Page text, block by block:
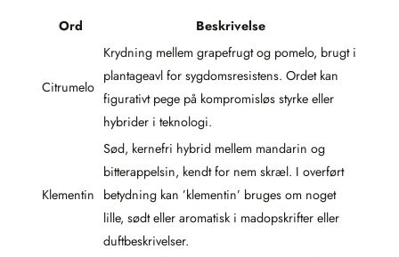
Ord Beskrivelse
Citrumelo
Krydning mellem grapefrugt og pomelo, brugt i
plantageavl for sygdomsresistens. Ordet kan
figurativt pege på kompromisløs styrke eller
hybrider i teknologi.
Klementin
Sød, kernefri hybrid mellem mandarin og
bitterappelsin, kendt for nem skræl. I overført
betydning kan ’klementin’ bruges om noget
lille, sødt eller aromatisk i madopskrifter eller
duftbeskrivelser.